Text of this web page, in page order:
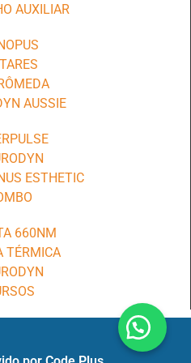
AUXILIAR
AUSSIE
ESTHETIC
660NM
TÉRMICA